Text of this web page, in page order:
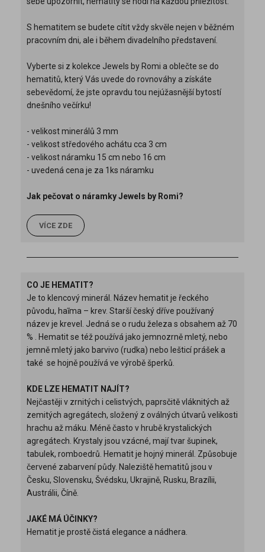
S hematitem se budete cítit vždy skvěle nejen v běžném
pracovním dni, ale i během divadelního představení.
Vyberte si z kolekce Jewels by Romi a oblečte se do
hematitů, který Vás uvede do rovnováhy a získáte
sebevědomí, že jste opravdu tou nejúžasnější bytostí
dnešního večírku!
- velikost minerálů 3 mm
- velikost středového achátu cca 3 cm
- velikost náramku 15 cm nebo 16 cm
- uvedená cena je za 1ks náramku
Jak pečovat o náramky Jewels by Romi?
VÍCE ZDE
CO JE HEMATIT?
Je to klencový minerál. Název hematit je řeckého
původu, haĩma – krev. Starší český dříve používaný
název je krevel. Jedná se o rudu železa s obsahem až 70
% . Hematit se též používá jako jemnozrně mletý, nebo
jemně mletý jako barvivo (rudka) nebo lešticí prášek a
také se hojně používá ve výrobě šperků.
KDE LZE HEMATIT NAJÍT?
Nejčastěji v zrnitých i celistvých, paprsčitě vláknitých až
zemitých agregátech, složený z oválných útvarů velikosti
hrachu až máku. Méně často v hrubě krystalických
agregátech. Krystaly jsou vzácné, mají tvar šupinek,
tabulek, romboedrů. Hematit je hojný minerál. Způsobuje
červené zabarvení půdy. Naleziště hematitů jsou v
Česku, Slovensku, Švédsku, Ukrajině, Rusku, Brazílii,
Austrálii, Číně.
JAKÉ MÁ ÚČINKY?
Hematit je prostě čistá elegance a nádhera.